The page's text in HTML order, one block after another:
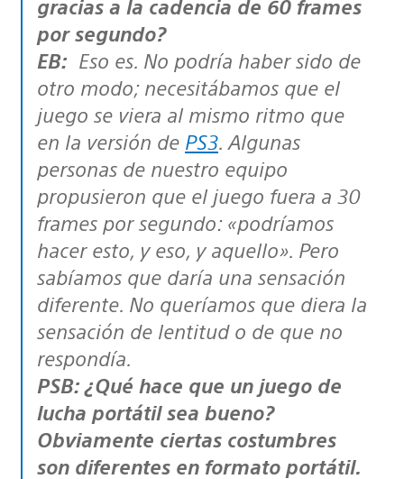
gracias a la cadencia de 60 frames
por segundo?
EB: Eso es. No podría haber sido de
otro modo; necesitábamos que el
juego se viera al mismo ritmo que
en la versión de PS3. Algunas
personas de nuestro equipo
propusieron que el juego fuera a 30
frames por segundo: «podríamos
hacer esto, y eso, y aquello». Pero
sabíamos que daría una sensación
diferente. No queríamos que diera la
sensación de lentitud o de que no
respondía.
PSB: ¿Qué hace que un juego de
lucha portátil sea bueno?
Obviamente ciertas costumbres
son diferentes en formato portátil.